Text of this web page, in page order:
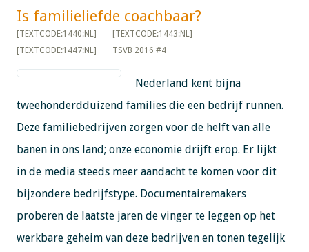
Is familieliefde coachbaar?​​​​​​
[TEXTCODE:1440:NL]
[TEXTCODE:1443:NL]
[TEXTCODE:1447:NL]
TSVB 2016 #4
Nederland kent bijna
tweehonderdduizend families die een bedrijf runnen.
Deze familiebedrijven zorgen voor de helft van alle
banen in ons land; onze economie drijft erop. Er lijkt
in de media steeds meer aandacht te komen voor dit
bijzondere bedrijfstype. Documentairemakers
proberen de laatste jaren de vinger te leggen op het
werkbare geheim van deze bedrijven en tonen tegelijk